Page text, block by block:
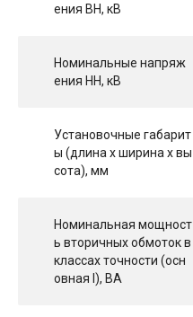
ения ВН, кВ
Номинальные напряж
ения НН, кВ
Установочные габарит
ы (длина х ширина х вы
сота), мм
Номинальная мощност
ь вторичных обмоток в
классах точности (осн
овная I), ВА